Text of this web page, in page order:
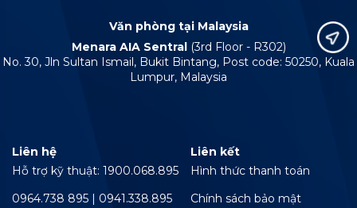
Văn phòng tại Malaysia
Menara AIA Sentral (3rd Floor - R302)
No. 30, Jln Sultan Ismail, Bukit Bintang, Post code: 50250, Kuala
Lumpur, Malaysia
Liên hệ
Hỗ trợ kỹ thuật: 1900.068.895
0964.738 895 | 0941.338.895
Liên kết
Hình thức thanh toán
Chính sách bảo mật